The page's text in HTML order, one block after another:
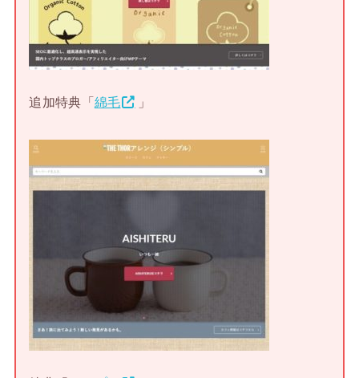
追加特典「綿毛 」